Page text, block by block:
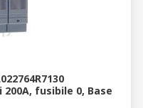
200A, fusibile 0, Base